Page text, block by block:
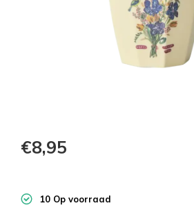
€8,95
10 Op voorraad